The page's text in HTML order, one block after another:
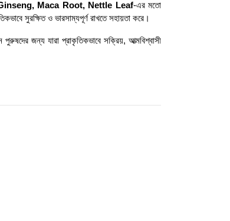
Maca Root, Nettle Leaf-এর মতো
সুরক্ষিত ও ভারসাম্যপূর্ণ রাখতে সহায়তা করে।
জন্য যারা প্রাকৃতিকভাবে সক্রিয়, আত্মবিশ্বাসী